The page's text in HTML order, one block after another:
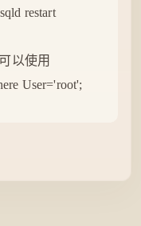
restart
以使用
User='root';